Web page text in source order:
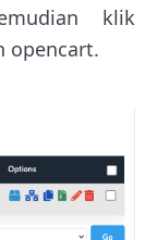
klik
opencart.